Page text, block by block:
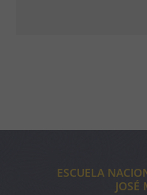
ESCUELA
JOSÉ